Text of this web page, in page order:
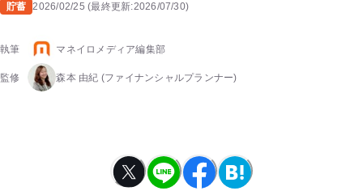
貯蓄 2026/02/25 (最終更新:2026/07/30)
執筆 マネイロメディア編集部
監修 森本 由紀 (ファイナンシャルプランナー)